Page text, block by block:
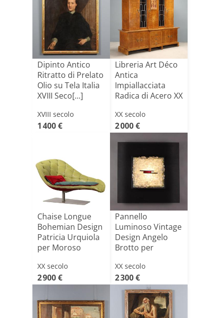
Dipinto Antico
Ritratto di Prelato
Olio su Tela Italia
XVIII Seco[...]
XVIII secolo
1 400 €
Libreria Art Déco
Antica
Impiallacciata
Radica di Acero XX
XX secolo
2 000 €
Chaise Longue
Bohemian Design
Patricia Urquiola
per Moroso
XX secolo
2 900 €
Pannello
Luminoso Vintage
Design Angelo
Brotto per
XX secolo
2 300 €